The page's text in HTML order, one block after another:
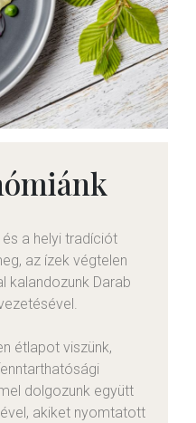
a helyi tradíciót
az ízek végtelen
kalandozunk Darab
étlapot viszünk,
dolgozunk együtt
akiket nyomtatott